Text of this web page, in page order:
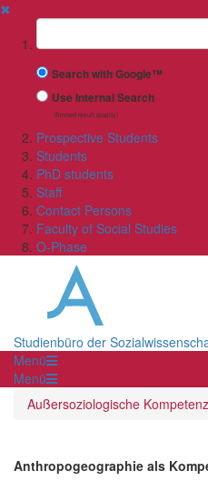
✖
Suchbegriff
Search with Google™
Use Internal Search
(limited result quality)
Prospective Students
Students
PhD students
Staff
Contact Persons
Faculty of Social Studies
O-Phase
Studienbüro der
Menü
Menü
Außersoziologische
Anthropogeographie als